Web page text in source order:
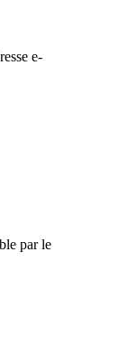
e-
par le